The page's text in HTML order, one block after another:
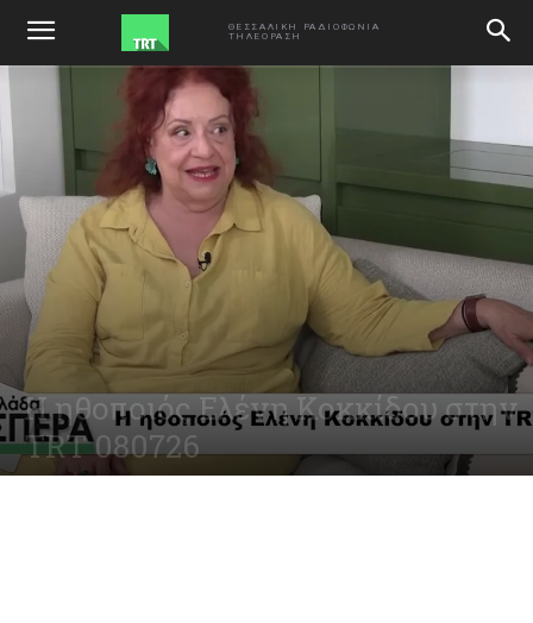
ΘΕΣΣΑΛΙΚΗ ΡΑΔΙΟΦΩΝΙΑ
ΤΗΛΕΟΡΑΣΗ
ΑΡΧΙΚΗ
Η ηθοποιός Ελένη Κοκκίδου στην
TRT 080726